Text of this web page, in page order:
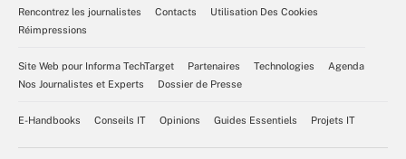
Rencontrez les journalistes
Contacts
Utilisation Des Cookies
Réimpressions
Site Web pour Informa TechTarget Partenaires Technologies
Agenda
Nos Journalistes et Experts
Dossier de Presse
E-Handbooks Conseils IT Opinions Guides Essentiels Projets IT